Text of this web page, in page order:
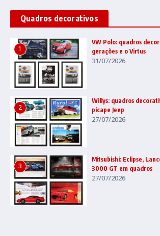
Quadros decorativos
1
VW Polo: quadros
gerações e o Virtus
31/07/2026
2
Willys: quadros
picape Jeep
27/07/2026
3
Mitsubishi: Eclipse,
3000 GT em quadros
27/07/2026